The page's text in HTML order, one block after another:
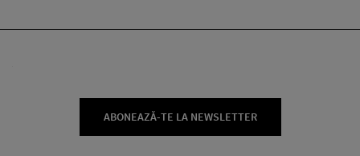
ABONEAZĂ-TE LA NEWSLETTER